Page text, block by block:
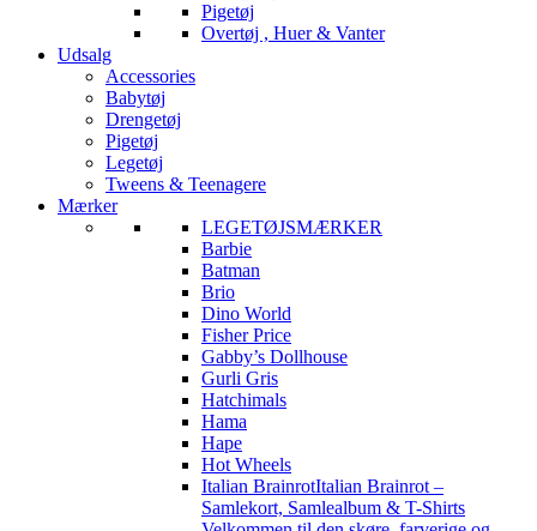
Pigetøj
Overtøj , Huer & Vanter
Udsalg
Accessories
Babytøj
Drengetøj
Pigetøj
Legetøj
Tweens & Teenagere
Mærker
LEGETØJSMÆRKER
Barbie
Batman
Brio
Dino World
Fisher Price
Gabby’s Dollhouse
Gurli Gris
Hatchimals
Hama
Hape
Hot Wheels
Italian BrainrotItalian Brainrot –
Samlekort, Samlealbum & T-Shirts